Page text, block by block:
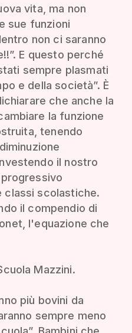
vita, ma non
sue funzioni
non ci saranno
E questo perché
sempre plasmati
e della società”. È
che anche la
la funzione
tenendo
il nostro
classi scolastiche.
il compendio di
l'equazione che
Mazzini.
più bovini da
sempre meno